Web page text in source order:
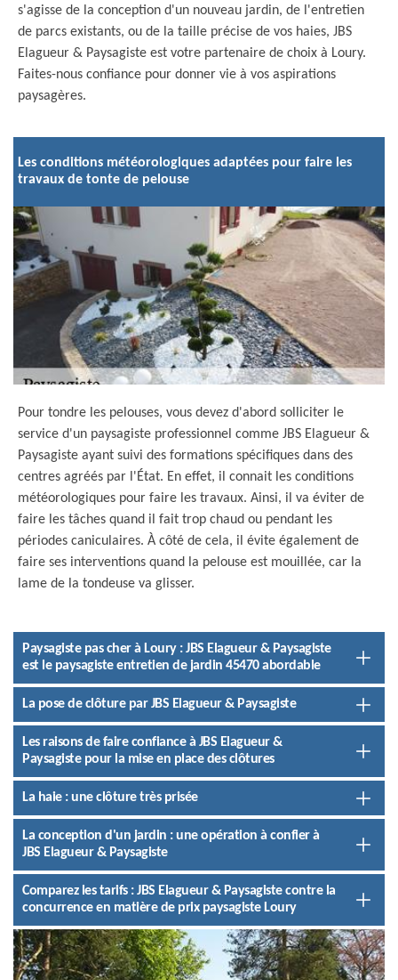
s'agisse de la conception d'un nouveau jardin, de l'entretien
de parcs existants, ou de la taille précise de vos haies, JBS
Elagueur & Paysagiste est votre partenaire de choix à Loury.
Faites-nous confiance pour donner vie à vos aspirations
paysagères.
Les conditions météorologiques adaptées pour faire les
travaux de tonte de pelouse
Pour tondre les pelouses, vous devez d'abord solliciter le
service d'un paysagiste professionnel comme JBS Elagueur &
Paysagiste ayant suivi des formations spécifiques dans des
centres agréés par l'État. En effet, il connait les conditions
météorologiques pour faire les travaux. Ainsi, il va éviter de
faire les tâches quand il fait trop chaud ou pendant les
périodes caniculaires. À côté de cela, il évite également de
faire ses interventions quand la pelouse est mouillée, car la
lame de la tondeuse va glisser.
Paysagiste pas cher à Loury : JBS Elagueur & Paysagiste
est le paysagiste entretien de jardin 45470 abordable
La pose de clôture par JBS Elagueur & Paysagiste
Les raisons de faire confiance à JBS Elagueur &
Paysagiste pour la mise en place des clôtures
La haie : une clôture très prisée
La conception d'un jardin : une opération à confier à
JBS Elagueur & Paysagiste
Comparez les tarifs : JBS Elagueur & Paysagiste contre la
concurrence en matière de prix paysagiste Loury